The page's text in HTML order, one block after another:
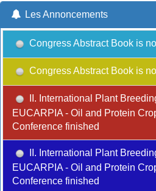
Les Annoncements
Congress Abstract Book is
Congress Abstract Book is
II. International Plant
EUCARPIA - Oil and Protein
Conference finished
II. International Plant
EUCARPIA - Oil and Protein
Conference finished